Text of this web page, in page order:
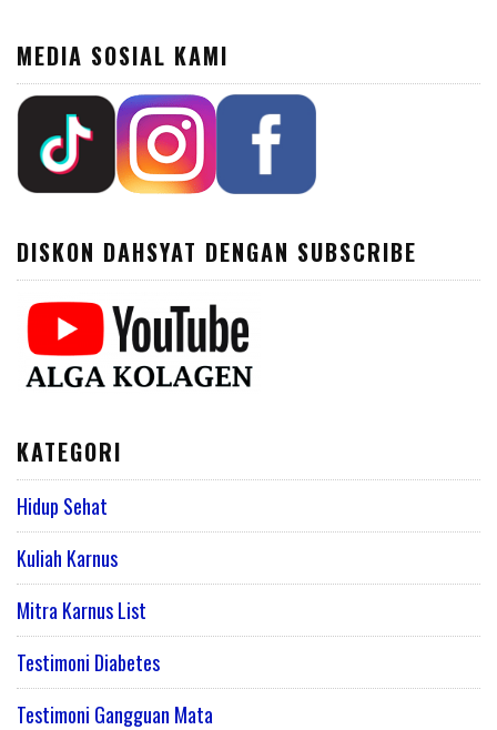
MEDIA SOSIAL KAMI
DISKON DAHSYAT DENGAN SUBSCRIBE
KATEGORI
Hidup Sehat
Kuliah Karnus
Mitra Karnus List
Testimoni Diabetes
Testimoni Gangguan Mata